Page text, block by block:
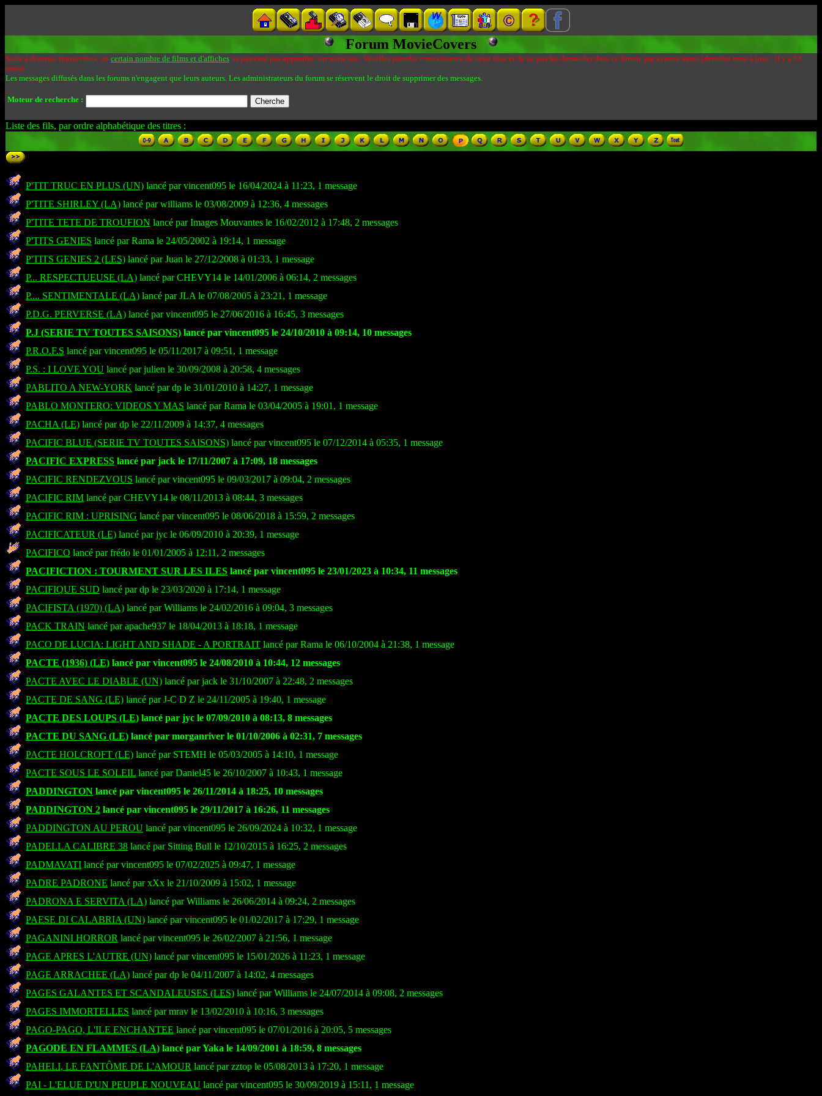
Forum MovieCovers
Suite à diverses injonctions, un certain nombre de films et d'affiches ne peuvent pas apparaître sur notre site. Veuillez prendre connaissance de cette liste et de ne pas les demander dans ce forum, par avance merci (dernière mise à jour : il y a 33
mois)
Les messages diffusés dans les forums n'engagent que leurs auteurs. Les administrateurs du forum se réservent le droit de supprimer des messages.
Moteur de recherche :
Liste des fils, par ordre alphabétique des titres :
P'TIT TRUC EN PLUS (UN) lancé par vincent095 le 16/04/2024 à 11:23, 1 message
P'TITE SHIRLEY (LA) lancé par williams le 03/08/2009 à 12:36, 4 messages
P'TITE TETE DE TROUFION lancé par Images Mouvantes le 16/02/2012 à 17:48, 2 messages
P'TITS GENIES lancé par Rama le 24/05/2002 à 19:14, 1 message
P'TITS GENIES 2 (LES) lancé par Juan le 27/12/2008 à 01:33, 1 message
P... RESPECTUEUSE (LA) lancé par CHEVY14 le 14/01/2006 à 06:14, 2 messages
P.... SENTIMENTALE (LA) lancé par JLA le 07/08/2005 à 23:21, 1 message
P.D.G. PERVERSE (LA) lancé par vincent095 le 27/06/2016 à 16:45, 3 messages
P.J (SERIE TV TOUTES SAISONS) lancé par vincent095 le 24/10/2010 à 09:14, 10 messages
P.R.O.F.S lancé par vincent095 le 05/11/2017 à 09:51, 1 message
P.S. : I LOVE YOU lancé par julien le 30/09/2008 à 20:58, 4 messages
PABLITO A NEW-YORK lancé par dp le 31/01/2010 à 14:27, 1 message
PABLO MONTERO: VIDEOS Y MAS lancé par Rama le 03/04/2005 à 19:01, 1 message
PACHA (LE) lancé par dp le 22/11/2009 à 14:37, 4 messages
PACIFIC BLUE (SERIE TV TOUTES SAISONS) lancé par vincent095 le 07/12/2014 à 05:35, 1 message
PACIFIC EXPRESS lancé par jack le 17/11/2007 à 17:09, 18 messages
PACIFIC RENDEZVOUS lancé par vincent095 le 09/03/2017 à 09:04, 2 messages
PACIFIC RIM lancé par CHEVY14 le 08/11/2013 à 08:44, 3 messages
PACIFIC RIM : UPRISING lancé par vincent095 le 08/06/2018 à 15:59, 2 messages
PACIFICATEUR (LE) lancé par jyc le 06/09/2010 à 20:39, 1 message
PACIFICO lancé par frédo le 01/01/2005 à 12:11, 2 messages
PACIFICTION : TOURMENT SUR LES ILES lancé par vincent095 le 23/01/2023 à 10:34, 11 messages
PACIFIQUE SUD lancé par dp le 23/03/2020 à 17:14, 1 message
PACIFISTA (1970) (LA) lancé par Williams le 24/02/2016 à 09:04, 3 messages
PACK TRAIN lancé par apache937 le 18/04/2013 à 18:18, 1 message
PACO DE LUCIA: LIGHT AND SHADE - A PORTRAIT lancé par Rama le 06/10/2004 à 21:38, 1 message
PACTE (1936) (LE) lancé par vincent095 le 24/08/2010 à 10:44, 12 messages
PACTE AVEC LE DIABLE (UN) lancé par jack le 31/10/2007 à 22:48, 2 messages
PACTE DE SANG (LE) lancé par J-C D Z le 24/11/2005 à 19:40, 1 message
PACTE DES LOUPS (LE) lancé par jyc le 07/09/2010 à 08:13, 8 messages
PACTE DU SANG (LE) lancé par morganriver le 01/10/2006 à 02:31, 7 messages
PACTE HOLCROFT (LE) lancé par STEMH le 05/03/2005 à 14:10, 1 message
PACTE SOUS LE SOLEIL lancé par Daniel45 le 26/10/2007 à 10:43, 1 message
PADDINGTON lancé par vincent095 le 26/11/2014 à 18:25, 10 messages
PADDINGTON 2 lancé par vincent095 le 29/11/2017 à 16:26, 11 messages
PADDINGTON AU PEROU lancé par vincent095 le 26/09/2024 à 10:32, 1 message
PADELLA CALIBRE 38 lancé par Sitting Bull le 12/10/2015 à 16:25, 2 messages
PADMAVATI lancé par vincent095 le 07/02/2025 à 09:47, 1 message
PADRE PADRONE lancé par xXx le 21/10/2009 à 15:02, 1 message
PADRONA E SERVITA (LA) lancé par Williams le 26/06/2014 à 09:24, 2 messages
PAESE DI CALABRIA (UN) lancé par vincent095 le 01/02/2017 à 17:29, 1 message
PAGANINI HORROR lancé par vincent095 le 26/02/2007 à 21:56, 1 message
PAGE APRES L'AUTRE (UN) lancé par vincent095 le 15/01/2026 à 11:23, 1 message
PAGE ARRACHEE (LA) lancé par dp le 04/11/2007 à 14:02, 4 messages
PAGES GALANTES ET SCANDALEUSES (LES) lancé par Williams le 24/07/2014 à 09:08, 2 messages
PAGES IMMORTELLES lancé par mrav le 13/02/2010 à 10:16, 3 messages
PAGO-PAGO, L'ILE ENCHANTEE lancé par vincent095 le 07/01/2016 à 20:05, 5 messages
PAGODE EN FLAMMES (LA) lancé par Yaka le 14/09/2001 à 18:59, 8 messages
PAHELI, LE FANTÔME DE L'AMOUR lancé par zztop le 05/08/2013 à 17:20, 1 message
PAI - L'ELUE D'UN PEUPLE NOUVEAU lancé par vincent095 le 30/09/2019 à 15:11, 1 message